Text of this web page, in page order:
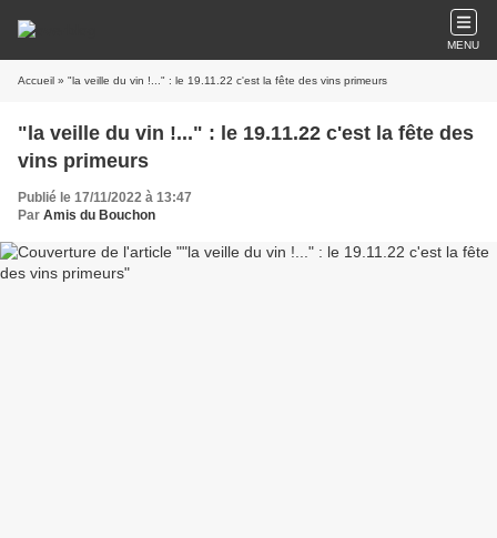
MENU
Accueil » "la veille du vin !..." : le 19.11.22 c'est la fête des vins primeurs
"la veille du vin !..." : le 19.11.22 c'est la fête des
vins primeurs
Publié le 17/11/2022 à 13:47
Par Amis du Bouchon